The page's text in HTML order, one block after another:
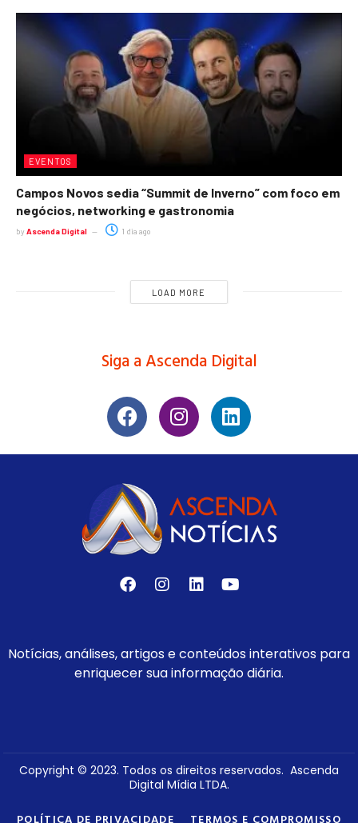
EVENTOS
Campos Novos sedia “Summit de Inverno” com foco em
negócios, networking e gastronomia
by Ascenda Digital 1 dia ago
LOAD MORE
Siga a Ascenda Digital
Notícias, análises, artigos e conteúdos interativos para
enriquecer sua informação diária.
Copyright © 2023. Todos os direitos reservados. Ascenda
Digital Mídia LTDA.
POLÍTICA DE PRIVACIDADE TERMOS E COMPROMISSO